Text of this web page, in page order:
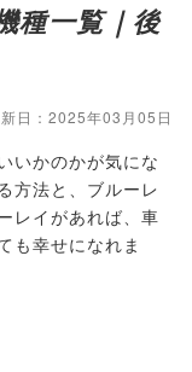
種一覧｜後
日：2025年03月05日
いかのかが気にな
方法と、ブルーレ
レイがあれば、車
も幸せになれま